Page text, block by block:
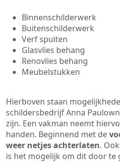
Binnenschilderwerk
Buitenschilderwerk
Verf spuiten
Glasvlies behang
Renovlies behang
Meubelstukken
Hierboven staan
schildersbedrijf Anna
zijn. Een vakman neemt
handen. Beginnend met de
weer netjes achterlaten.
is het mogelijk om dit door te